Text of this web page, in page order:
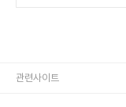
관련사이트